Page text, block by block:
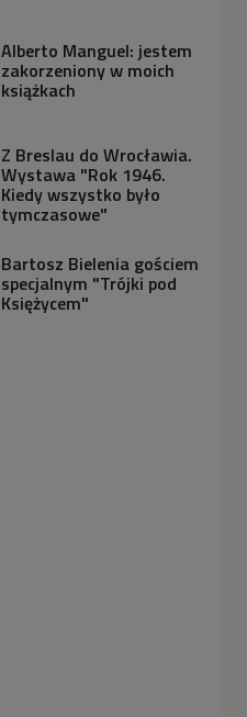
Alberto Manguel: jestem
zakorzeniony w moich
książkach
Z Breslau do Wrocławia.
Wystawa "Rok 1946.
Kiedy wszystko było
tymczasowe"
Bartosz Bielenia gościem
specjalnym "Trójki pod
Księżycem"